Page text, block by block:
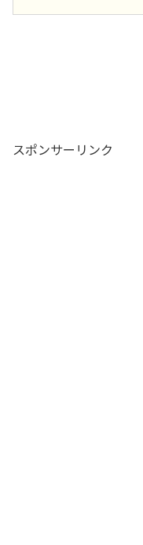
スポンサーリンク